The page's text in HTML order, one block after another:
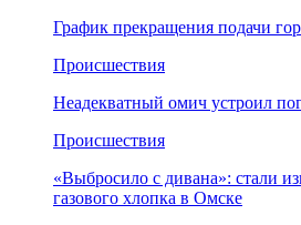
График прекращения подачи
Происшествия
Неадекватный омич устроил
Происшествия
«Выбросило с дивана»: стали
газового хлопка в Омске